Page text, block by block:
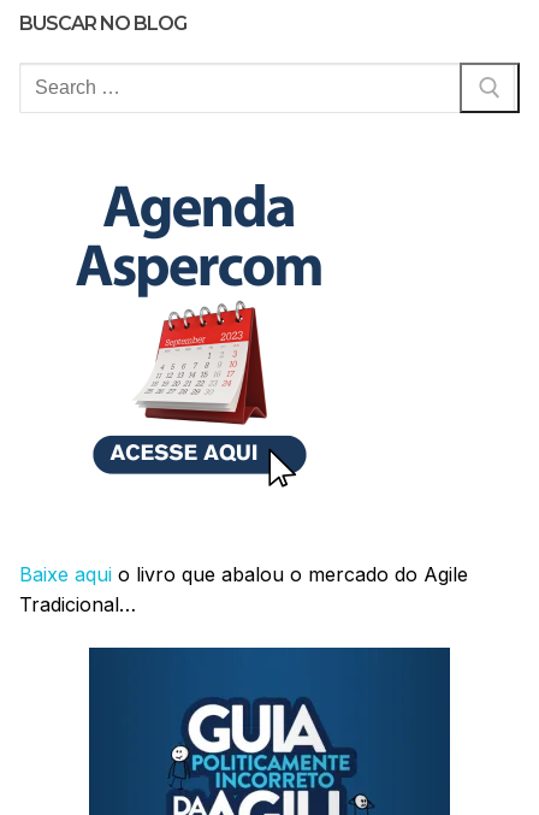
BUSCAR NO BLOG
Pesquisar
por:
Baixe aqui o livro que abalou o mercado do Agile
Tradicional…